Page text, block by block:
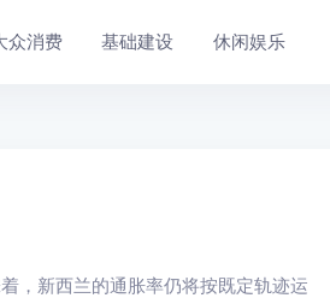
众消费 基础建设 休闲娱乐
，新西兰的通胀率仍将按既定轨迹运